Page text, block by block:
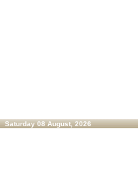
Saturday 08 August, 2026